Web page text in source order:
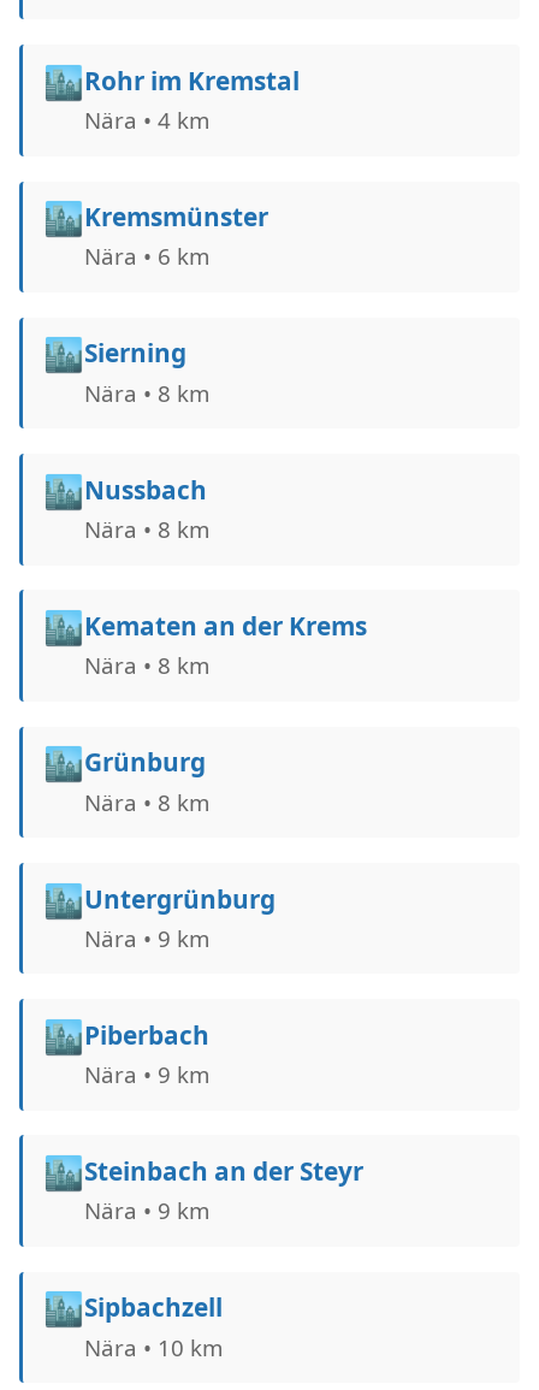
🏙️Rohr im Kremstal
Nära • 4 km
🏙️Kremsmünster
Nära • 6 km
🏙️Sierning
Nära • 8 km
🏙️Nussbach
Nära • 8 km
🏙️Kematen an der Krems
Nära • 8 km
🏙️Grünburg
Nära • 8 km
🏙️Untergrünburg
Nära • 9 km
🏙️Piberbach
Nära • 9 km
🏙️Steinbach an der Steyr
Nära • 9 km
🏙️Sipbachzell
Nära • 10 km